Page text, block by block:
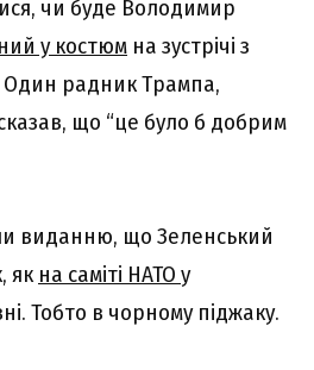
чи буде Володимир
у костюм на зустрічі з
радник Трампа,
що “це було б добрим
виданню, що Зеленський
як на саміті НАТО у
Тобто в чорному піджаку.